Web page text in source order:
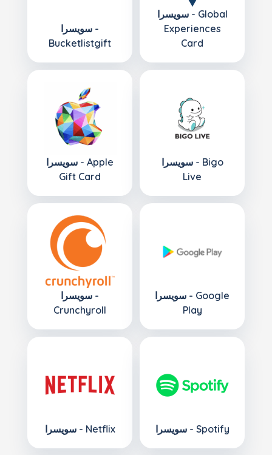
سويسرا -
Bucketlistgift
سويسرا - Global
Experiences
Card
سويسرا - Apple
Gift Card
سويسرا - Bigo
Live
سويسرا -
Crunchyroll
سويسرا - Google
Play
سويسرا - Netflix سويسرا - Spotify